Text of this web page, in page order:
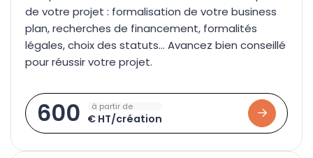
Vos témoignages
Juridique d’entreprise
Révision des comptes & bilan
Guide de la facturation électronique
Simulateurs
de votre projet : formalisation de votre business
plan, recherches de financement, formalités
légales, choix des statuts… Avancez bien conseillé
pour réussir votre projet.
à partir de
600 € HT/création